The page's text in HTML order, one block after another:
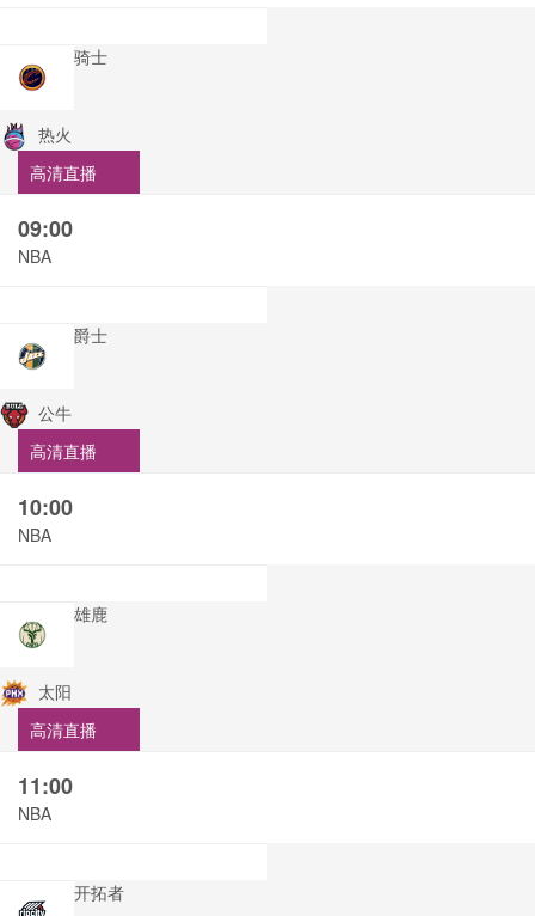
骑士
热火
高清直播
09:00
NBA
爵士
公牛
高清直播
10:00
NBA
雄鹿
太阳
高清直播
11:00
NBA
开拓者